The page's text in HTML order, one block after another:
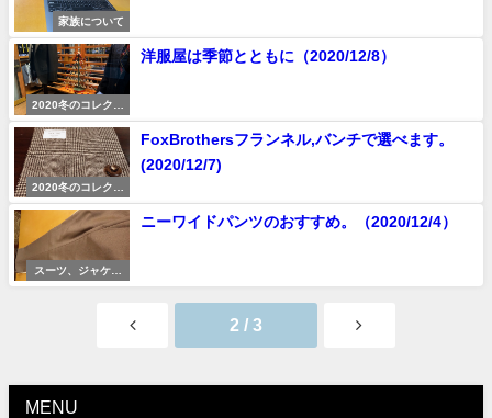
家族について
2020冬のコレクシ
ョン
洋服屋は季節とともに（2020/12/8）
2020冬のコレクシ
ョン
FoxBrothersフランネル,バンチで選べます。
(2020/12/7)
スーツ、ジャケッ
トの着こなし
ニーワイドパンツのおすすめ。（2020/12/4）
2 / 3
MENU